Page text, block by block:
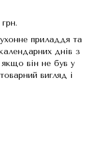
приладдя та
днів з
він не був у
вигляд і